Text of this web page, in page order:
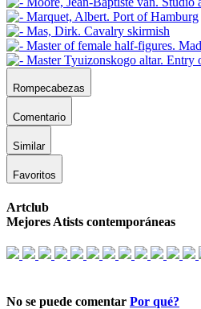
Rompecabezas
Comentario
Similar
Favoritos
Artclub
Mejores Atists contemporáneas
No se puede comentar Por qué?